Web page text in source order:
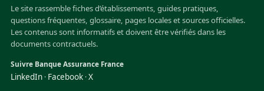
Le site rassemble fiches d’établissements, guides pratiques,
questions fréquentes, glossaire, pages locales et sources officielles.
Les contenus sont informatifs et doivent être vérifiés dans les
documents contractuels.
Suivre Banque Assurance France
LinkedIn · Facebook ·X